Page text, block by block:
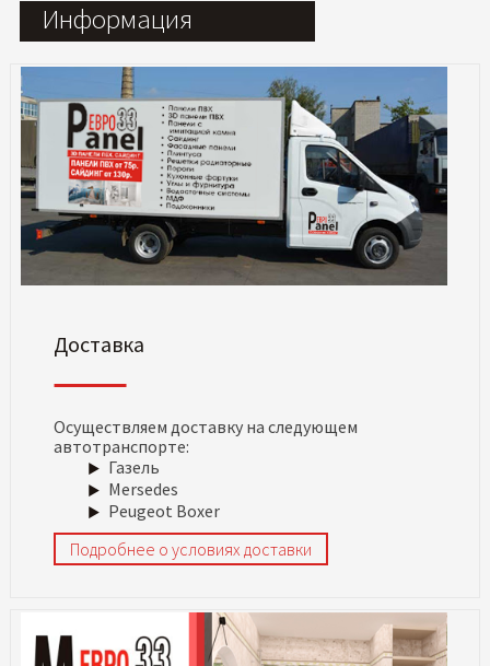
Информация
Доставка
Осуществляем доставку на следующем
автотранспорте:
Газель
Mersedes
Peugeot Boxer
Подробнее о условиях доставки